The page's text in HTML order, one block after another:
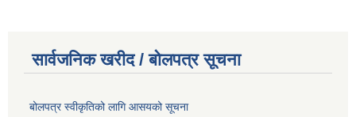
सार्वजनिक खरीद / बोलपत्र सूचना
बोलपत्र स्वीकृतिको लागि आसयको सूचना